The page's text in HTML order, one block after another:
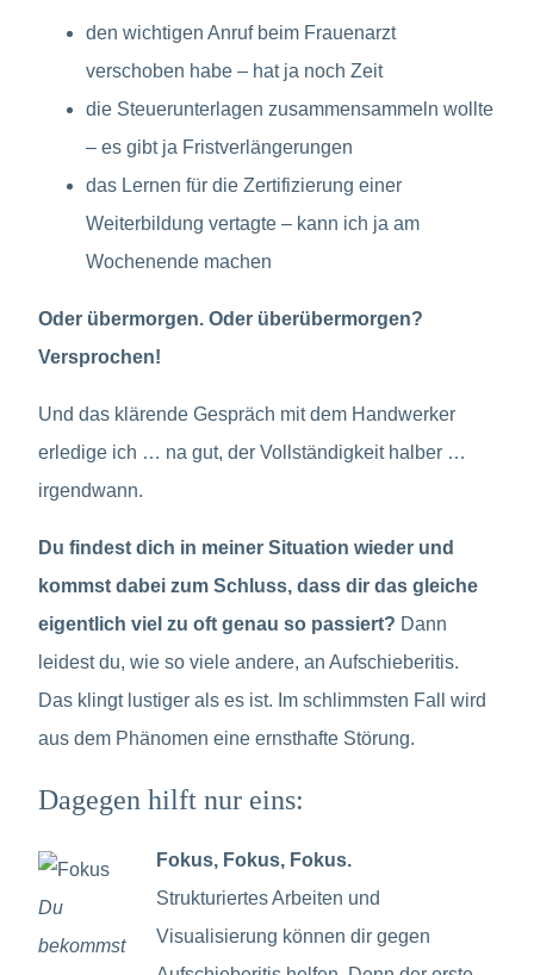
den wichtigen Anruf beim Frauenarzt
verschoben habe – hat ja noch Zeit
die Steuerunterlagen zusammensammeln wollte
– es gibt ja Fristverlängerungen
das Lernen für die Zertifizierung einer
Weiterbildung vertagte – kann ich ja am
Wochenende machen
Oder übermorgen. Oder überübermorgen?
Versprochen!
Und das klärende Gespräch mit dem Handwerker
erledige ich … na gut, der Vollständigkeit halber …
irgendwann.
Du findest dich in meiner Situation wieder und
kommst dabei zum Schluss, dass dir das gleiche
eigentlich viel zu oft genau so passiert? Dann
leidest du, wie so viele andere, an Aufschieberitis.
Das klingt lustiger als es ist. Im schlimmsten Fall wird
aus dem Phänomen eine ernsthafte Störung.
Dagegen hilft nur eins:
Du
bekommst
Fokus, Fokus, Fokus.
Strukturiertes Arbeiten und
Visualisierung können dir gegen